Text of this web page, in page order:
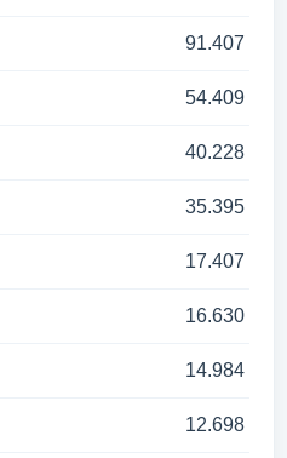
91.407
54.409
40.228
35.395
17.407
16.630
14.984
12.698